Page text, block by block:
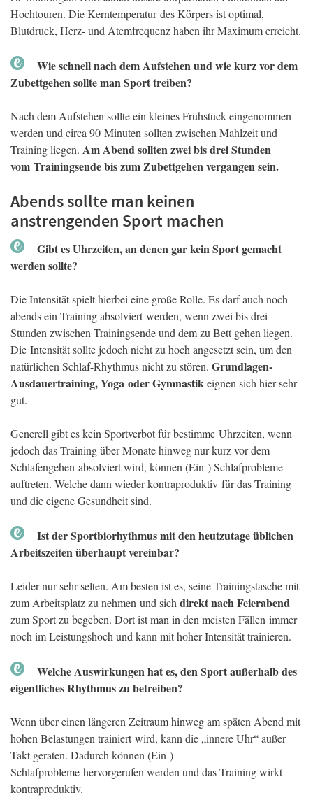
Hochtouren. Die Kerntemperatur des Körpers ist optimal,
Blutdruck, Herz- und Atemfrequenz haben ihr Maximum erreicht.
Wie schnell nach dem Aufstehen und wie kurz vor dem
Zubettgehen sollte man Sport treiben?
Nach dem Aufstehen sollte ein kleines Frühstück eingenommen
werden und circa 90 Minuten sollten zwischen Mahlzeit und
Training liegen. Am Abend sollten zwei bis drei Stunden
vom Trainingsende bis zum Zubettgehen vergangen sein.
Abends sollte man keinen
anstrengenden Sport machen
Gibt es Uhrzeiten, an denen gar kein Sport gemacht
werden sollte?
Die Intensität spielt hierbei eine große Rolle. Es darf auch noch
abends ein Training absolviert werden, wenn zwei bis drei
Stunden zwischen Trainingsende und dem zu Bett gehen liegen.
Die Intensität sollte jedoch nicht zu hoch angesetzt sein, um den
natürlichen Schlaf-Rhythmus nicht zu stören. Grundlagen-
Ausdauertraining, Yoga oder Gymnastikeignen sich hier sehr
gut.
Generell gibt es kein Sportverbot für bestimme Uhrzeiten, wenn
jedoch das Training über Monate hinweg nur kurz vor dem
Schlafengehen absolviert wird, können (Ein-) Schlafprobleme
auftreten. Welche dann wieder kontraproduktiv für das Training
und die eigene Gesundheit sind.
Ist der Sportbiorhythmus mit den heutzutage üblichen
Arbeitszeiten überhaupt vereinbar?
Leider nur sehr selten. Am besten ist es, seine Trainingstasche mit
zum Arbeitsplatz zu nehmen und sich direkt nach Feierabend
zum Sport zu begeben. Dort ist man in den meisten Fällen immer
noch im Leistungshoch und kann mit hoher Intensität trainieren.
Welche Auswirkungen hat es, den Sport außerhalb des
eigentliches Rhythmus zu betreiben?
Wenn über einen längeren Zeitraum hinweg am späten Abend mit
hohen Belastungen trainiert wird, kann die „innere Uhr“ außer
Takt geraten. Dadurch können (Ein-)
Schlafprobleme hervorgerufen werden und das Training wirkt
kontraproduktiv.